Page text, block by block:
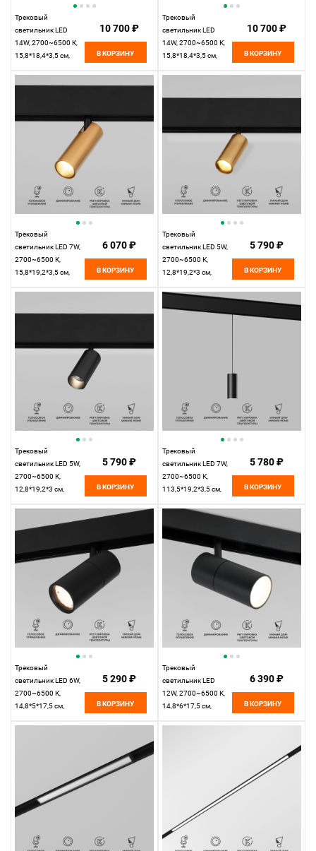
Трековый
светильник LED
14W, 2700~6500 К,
15,8*18,4*3,5 см,
10 700 ₽
В КОРЗИНУ
Трековый
светильник LED
14W, 2700~6500 К,
15,8*18,4*3,5 см,
10 700 ₽
В КОРЗИНУ
Трековый
светильник LED 7W,
2700~6500 К,
15,8*19,2*3,5 см,
6 070 ₽
В КОРЗИНУ
Трековый
светильник LED 5W,
2700~6500 К,
12,8*19,2*3 см,
Elektrostandard Slim
Magnetic 85071/01
5 790 ₽
В КОРЗИНУ
Трековый
светильник LED 5W,
2700~6500 К,
12,8*19,2*3 см,
Magnetic 85071/01
5 790 ₽
В КОРЗИНУ
Трековый
светильник LED 7W,
2700~6500 К,
113,5*19,2*3,5 см,
Elektrostandard Slim
Magnetic 85072/01
5 780 ₽
В КОРЗИНУ
Трековый
светильник LED 6W,
2700~6500 К,
14,8*5*17,5 см,
5 290 ₽
В КОРЗИНУ
Трековый
светильник LED
12W, 2700~6500 К,
14,8*6*17,5 см,
6 390 ₽
В КОРЗИНУ